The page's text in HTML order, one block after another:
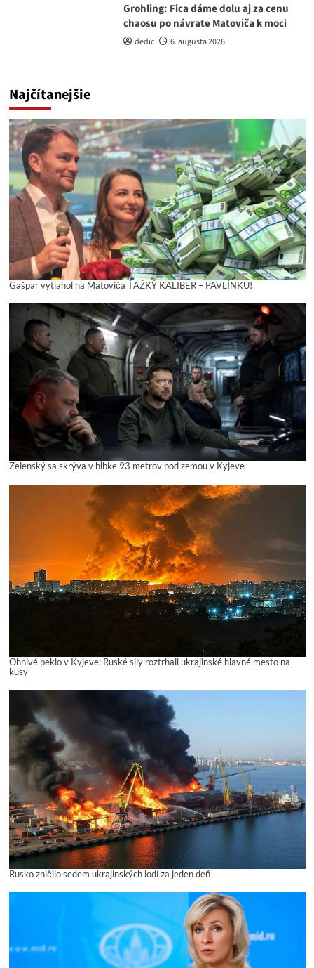
Grohling: Fica dáme dolu aj za cenu
chaosu po návrate Matoviča k moci
dedic 6. augusta 2026
Najčítanejšie
Gašpar vytiahol na Matoviča ŤAŽKÝ KALIBER – PAVLÍNKU!
Zelenský sa skrýva v hĺbke 93 metrov pod zemou v Kyjeve
Ohnivé peklo v Kyjeve: Ruské sily roztrhali ukrajinské hlavné mesto na
kusy
Rusko zničilo sedem ukrajinských lodí za jeden deň